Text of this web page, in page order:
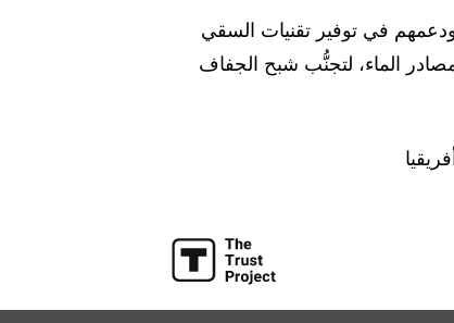
في توفير تقنيات السقي
الماء، لتجنُّب شبح الجفاف